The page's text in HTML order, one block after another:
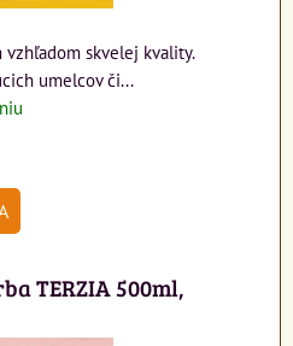
skvelej kvality.
umelcov či...
TERZIA 500ml,